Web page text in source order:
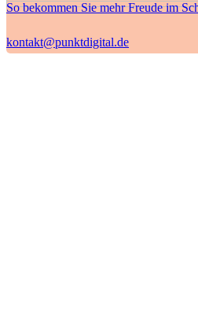
So bekommen Sie mehr Freude im
kontakt@punktdigital.de